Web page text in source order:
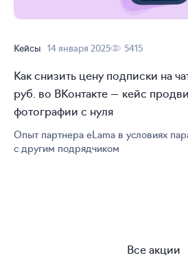
Кейсы 14 января 2025 5415
Как снизить цену подписки на
руб. во ВКонтакте — кейс
фотографии с нуля
Опыт партнера eLama в условиях
с другим подрядчиком
Все акции